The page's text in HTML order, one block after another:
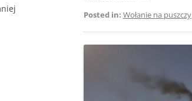
Posted in: Wołanie na puszczy